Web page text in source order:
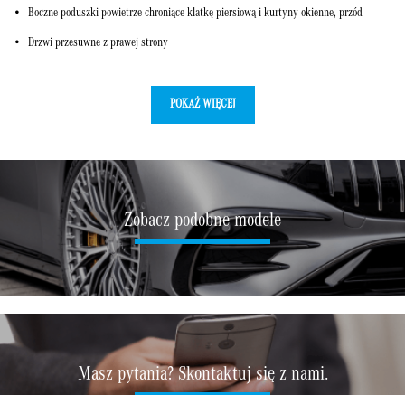
Boczne poduszki powietrze chroniące klatkę piersiową i kurtyny okienne, przód
Drzwi przesuwne z prawej strony
POKAŻ WIĘCEJ
Zobacz podobne modele
Masz pytania? Skontaktuj się z nami.